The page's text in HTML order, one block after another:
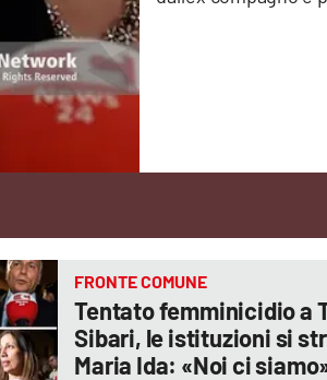
FRONTE COMUNE
Tentato femminicidio a
Sibari, le istituzioni si
Maria Ida: «Noi ci